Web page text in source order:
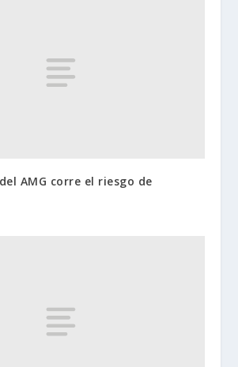
AMG corre el riesgo de